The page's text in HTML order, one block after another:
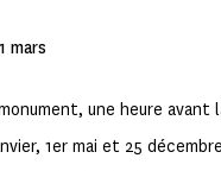
mars
une heure avant
1er mai et 25